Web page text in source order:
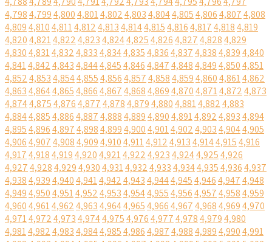
4,7984,7994,8004,8014,8024,8034,8044,8054,8064,8074,808
4,8094,8104,8114,8124,8134,8144,8154,8164,8174,8184,819
4,8204,8214,8224,8234,8244,8254,8264,8274,8284,829
4,8304,8314,8324,8334,8344,8354,8364,8374,8384,8394,840
4,8414,8424,8434,8444,8454,8464,8474,8484,8494,8504,851
4,8524,8534,8544,8554,8564,8574,8584,8594,8604,8614,862
4,8634,8644,8654,8664,8674,8684,8694,8704,8714,8724,873
4,8744,8754,8764,8774,8784,8794,8804,8814,8824,883
4,8844,8854,8864,8874,8884,8894,8904,8914,8924,8934,894
4,8954,8964,8974,8984,8994,9004,9014,9024,9034,9044,905
4,9064,9074,9084,9094,9104,9114,9124,9134,9144,9154,916
4,9174,9184,9194,9204,9214,9224,9234,9244,9254,926
4,9274,9284,9294,9304,9314,9324,9334,9344,9354,9364,937
4,9384,9394,9404,9414,9424,9434,9444,9454,9464,9474,948
4,9494,9504,9514,9524,9534,9544,9554,9564,9574,9584,959
4,9604,9614,9624,9634,9644,9654,9664,9674,9684,9694,970
4,9714,9724,9734,9744,9754,9764,9774,9784,9794,980
4,9814,9824,9834,9844,9854,9864,9874,9884,9894,9904,991